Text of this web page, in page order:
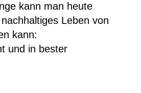
kann man heute
Leben von
kann:
und in bester